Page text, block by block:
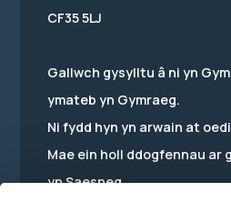
CF35 5LJ
Gallwch gysylltu â ni yn
ymateb yn Gymraeg.
Ni fydd hyn yn arwain at
Mae ein holl ddogfennau ar
yn Saesneg.